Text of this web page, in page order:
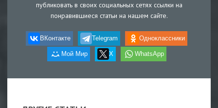
публиковать в своих социальных сетях ссылки на
понравившиеся статьи на нашем сайте.
ВКонтакте Telegram Одноклассники
Мой Мир X WhatsApp